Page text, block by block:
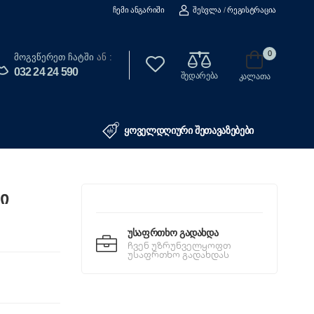
Ჩემი Ანგარიში Შესვლა / Რეგისტრაცია
Მოგვწერეთ Ჩატში ან :
032 24 24 590 შედარება
0
კალათა
ყოველდღიური შეთავაზებები
Უსაფრთხო Გადახდა
ჩვენ უზრუნველყოფთ
უსაფრთხო გადახდას